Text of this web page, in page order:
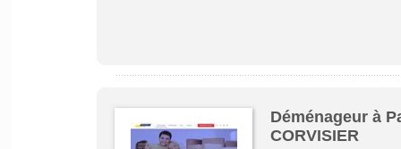
Déménageur à
CORVISIER